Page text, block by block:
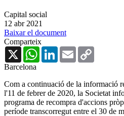
Capital social
12 abr 2021
Baixar el document
Comparteix
X
WhatsAppLinkedInEmail
Barcelona
Com a continuació de la informació
l'11 de febrer de 2020, la Societat
programa de recompra d'accions
període transcorregut entre el 30 de